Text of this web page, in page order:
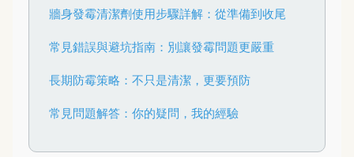
牆身發霉清潔劑使用步驟詳解：從準備到收尾
常見錯誤與避坑指南：別讓發霉問題更嚴重
長期防霉策略：不只是清潔，更要預防
常見問題解答：你的疑問，我的經驗